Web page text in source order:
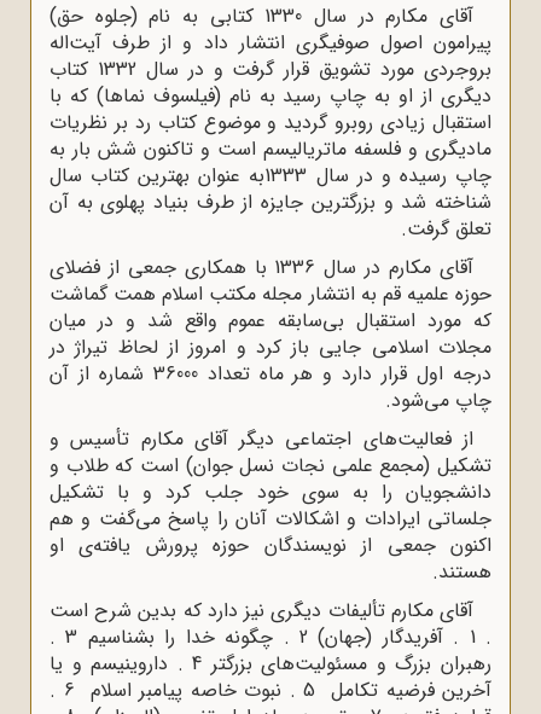
آقای مکارم در سال 1330 کتابی به نام (جلوه حق)
پیرامون اصول صوفیگری انتشار داد و از طرف آیت‌اله
بروجردی مورد تشویق قرار گرفت و در سال 1332 کتاب
دیگری از او به چاپ رسید به نام (فیلسوف نماها) که با
استقبال زیادی روبرو گردید و موضوع کتاب رد بر نظریات
مادیگری و فلسفه ماتریالیسم است و تاکنون شش بار به
چاپ رسیده و در سال 1333به عنوان بهترین کتاب سال
شناخته شد و بزرگترین جایزه از طرف بنیاد پهلوی به آن
تعلق گرفت.
آقای مکارم در سال 1336 با همکاری جمعی از فضلای
حوزه علمیه قم به انتشار مجله مکتب اسلام همت گماشت
که مورد استقبال بی‌سابقه عموم واقع شد و در میان
مجلات اسلامی جایی باز کرد و امروز از لحاظ تیراژ در
درجه اول قرار دارد و هر ماه تعداد 36000 شماره از آن
چاپ می‌شود.
از فعالیت‌های اجتماعی دیگر آقای مکارم تأسیس و
تشکیل (مجمع علمی نجات نسل جوان) است که طلاب و
دانشجویان را به سوی خود جلب کرد و با تشکیل
جلساتی ایرادات و اشکالات آنان را پاسخ می‌گفت و هم
اکنون جمعی از نویسندگان حوزه پرورش یافته‌ی او
هستند.
آقای مکارم تألیفات دیگری نیز دارد که بدین شرح است
. 1 . آفریدگار (جهان) 2 . چگونه خدا را بشناسیم 3 .
رهبران بزرگ و مسئولیت‌های بزرگتر 4 . داروینیسم و یا
آخرین فرضیه تکامل 5 . نبوت خاصه پیامبر اسلام 6 .